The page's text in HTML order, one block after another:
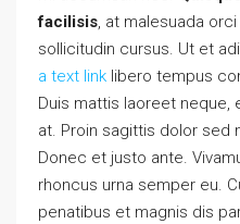
facilisis, at malesuada
sollicitudin cursus. Ut et
a text link libero tempus
Duis mattis laoreet neque,
at. Proin sagittis dolor sed
Donec et justo ante.
rhoncus urna semper eu.
penatibus et magnis dis